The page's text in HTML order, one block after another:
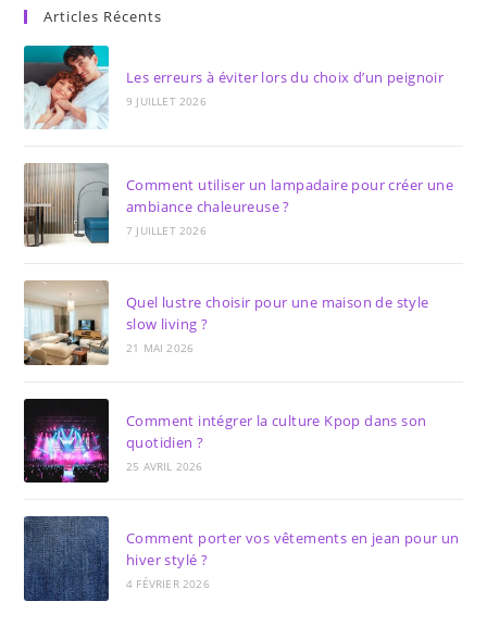
Articles Récents
Les erreurs à éviter lors du choix d’un peignoir
9 JUILLET 2026
Comment utiliser un lampadaire pour créer une
ambiance chaleureuse ?
7 JUILLET 2026
Quel lustre choisir pour une maison de style
slow living ?
21 MAI 2026
Comment intégrer la culture Kpop dans son
quotidien ?
25 AVRIL 2026
Comment porter vos vêtements en jean pour un
hiver stylé ?
4 FÉVRIER 2026